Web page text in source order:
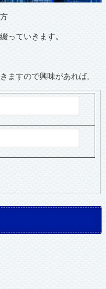
っていきます。
ますので興味があれば。